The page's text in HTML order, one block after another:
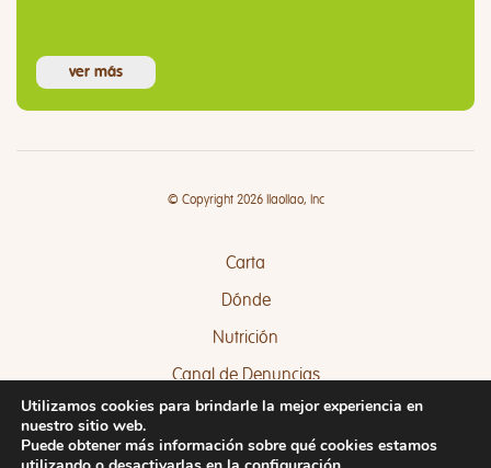
ver más
© Copyright 2026 llaollao, Inc
Carta
Dónde
Nutrición
Canal de Denuncias
Quejas y Sugerencias
Utilizamos cookies para brindarle la mejor experiencia en
nuestro sitio web.
Puede obtener más información sobre qué cookies estamos